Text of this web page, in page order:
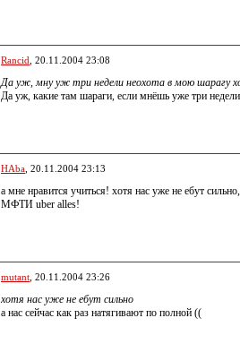
Rancid , 20.11.2004 23:08
Да уж, мну уж три недели неохота в мою шарагу
Да уж, какие там шараги, если мнёшь уже три недели
HAba , 20.11.2004 23:13
а мне нравится учиться! хотя нас уже не ебут
МФТИ uber alles!
mutant , 20.11.2004 23:26
хотя нас уже не ебут сильно
а нас сейчас как раз натягивают по полной ((